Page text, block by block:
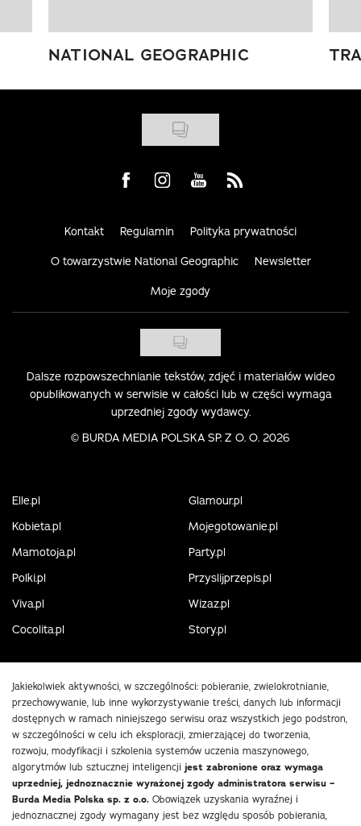
NATIONAL GEOGRAPHIC
Visit us on Facebook
Visit us on Instagram
Visit us on Youtube
Visit us on Rss
Kontakt Regulamin Polityka prywatności
O towarzystwie National Geographic Newsletter
Moje zgody
Dalsze rozpowszechnianie tekstów, zdjęć i materiałów wideo
opublikowanych w serwisie w całości lub w części wymaga
uprzedniej zgody wydawcy.
© BURDA MEDIA POLSKA SP. Z O. O. 2026
Elle.pl
Glamour.pl
Kobieta.pl
Mojegotowanie.pl
Mamotoja.pl
Party.pl
Polki.pl
Przyslijprzepis.pl
Viva.pl
Wizaz.pl
Cocolita.pl
Story.pl
Jakiekolwiek aktywności, w szczególności: pobieranie, zwielokrotnianie,
przechowywanie, lub inne wykorzystywanie treści, danych lub informacji
dostępnych w ramach niniejszego serwisu oraz wszystkich jego podstron,
w szczególności w celu ich eksploracji, zmierzającej do tworzenia,
rozwoju, modyfikacji i szkolenia systemów uczenia maszynowego,
algorytmów lub sztucznej inteligencji jest zabronione oraz wymaga
uprzedniej, jednoznacznie wyrażonej zgody administratora serwisu –
Burda Media Polska sp. z o.o. Obowiązek uzyskania wyraźnej i
jednoznacznej zgody wymagany jest bez względu sposób pobierania,